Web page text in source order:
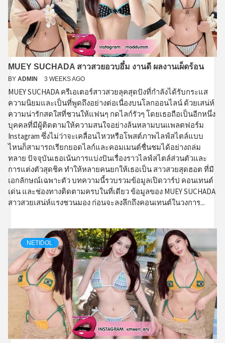
MUEY SUCHADA สาวสวยอวบอึ๋ม งานดี ผลงานเผ็ดร้อน
BY ADMIN 3 WEEKS AGO
MUEY SUCHADA ครีเอเตอร์สาวสวยลุคสุดปังที่กำลังได้รับกระแส
ความนิยมและเป็นที่พูดถึงอย่างต่อเนื่องบนโลกออนไลน์ ด้วยเสน่ห์
ความน่ารักสดใสที่ชวนให้แฟนๆ กดไลก์รัวๆ โดยเธอถือเป็นอีกหนึ่ง
บุคคลที่มีผู้ติดตามให้ความสนใจอย่างล้นหลามบนแพลตฟอร์ม
Instagram ซึ่งไม่ว่าจะเคลื่อนไหวหรือโพสต์ภาพไลฟ์สไตล์แบบ
ไหนก็สามารถเรียกยอดไลก์และคอมเมนต์ชื่นชมได้อย่างถล่ม
ทลาย ปัจจุบันเธอเน้นการแบ่งปันเรื่องราวไลฟ์สไตล์ส่วนตัวและ
การแต่งตัวสุดชิค ทำให้หลายคนยกให้เธอเป็น สาวสวยสุดฮอต ที่มี
เอกลักษณ์เฉพาะตัว บทความนี้รวบรวมข้อมูลเปิดวาร์ป คอนเทนต์
เด่น และช่องทางติดตามครบในที่เดียว ข้อมูลของ MUEY SUCHADA
สาวสวยเสน่ห์แรงชวนมอง ก่อนจะลงลึกถึงคอนเทนต์ในวงการ...
NETIDOL